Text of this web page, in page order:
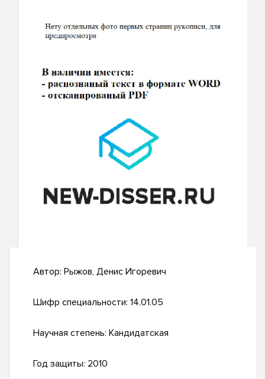
Автор: Рыжов, Денис Игоревич
Шифр специальности: 14.01.05
Научная степень: Кандидатская
Год защиты: 2010